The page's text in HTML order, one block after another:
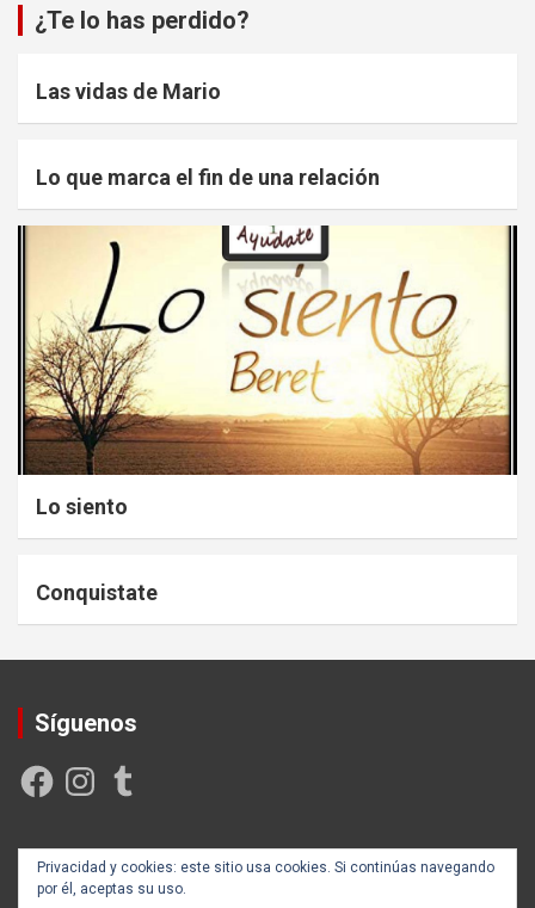
¿Te lo has perdido?
Las vidas de Mario
Lo que marca el fin de una relación
Lo siento
Conquistate
Síguenos
FacebookInstagramTumblr
Privacidad y cookies: este sitio usa cookies. Si continúas navegando
por él, aceptas su uso.
Creada y posicionada por Rogama Informática